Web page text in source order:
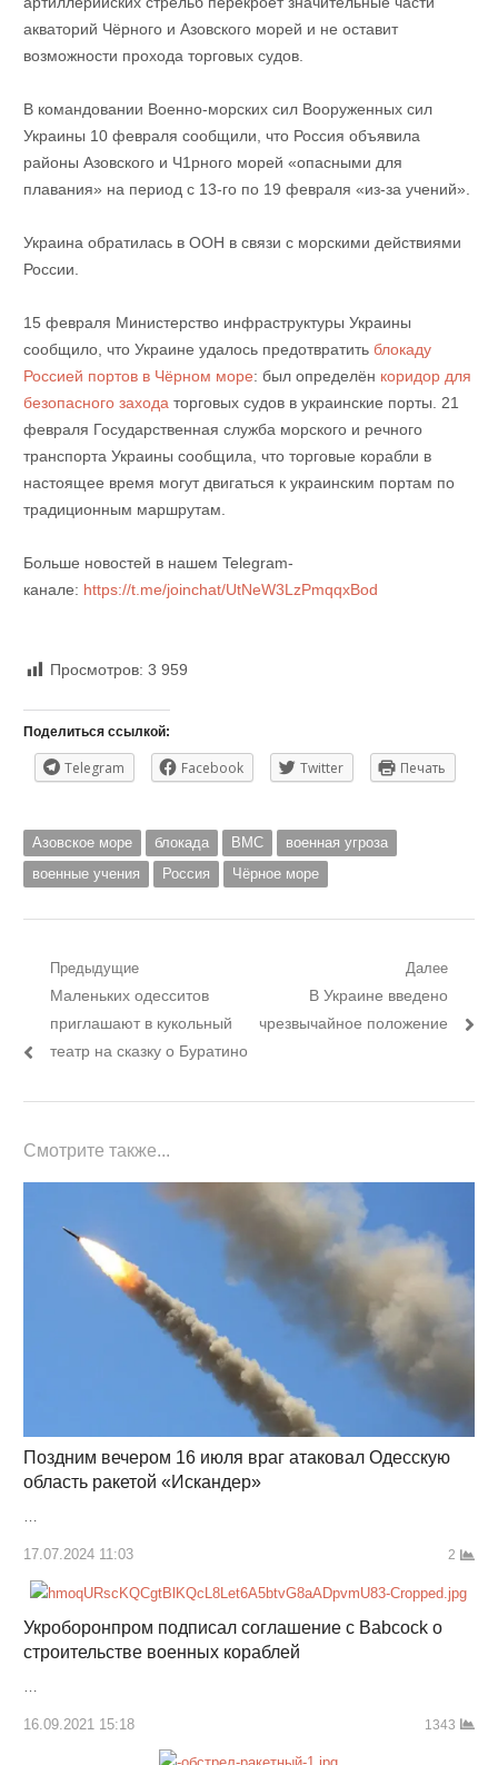
акваторий Чёрного и Азовского морей и не оставит
возможности прохода торговых судов.
В командовании Военно-морских сил Вооруженных сил
Украины 10 февраля сообщили, что Россия объявила
районы Азовского и Ч1рного морей «опасными для
плавания» на период с 13-го по 19 февраля «из-за учений».
Украина обратилась в ООН в связи с морскими действиями
России.
15 февраля Министерство инфраструктуры Украины
сообщило, что Украине удалось предотвратить блокаду
Россией портов в Чёрном море: был определён коридор для
безопасного захода торговых судов в украинские порты. 21
февраля Государственная служба морского и речного
транспорта Украины сообщила, что торговые корабли в
настоящее время могут двигаться к украинским портам по
традиционным маршрутам.
Больше новостей в нашем Telegram-
канале: https://t.me/joinchat/UtNeW3LzPmqqxBod
Просмотров: 3 959
Поделиться ссылкой:
Telegram Facebook Twitter Печать
Азовское море блокада ВМС
военная угроза
военные учения
Россия Чёрное море
Навигация
записям
Предыдущие
Предыдущий
пост:
Маленьких одесситов
приглашают в кукольный
театр на сказку о Буратино
Далее
Следующий
пост:
В Украине введено
чрезвычайное положение
Смотрите также...
Поздним вечером 16 июля враг атаковал Одесскую
область ракетой «Искандер»
17.07.2024 11:03 2
Укроборонпром подписал соглашение с Babcock о
строительстве военных кораблей
16.09.2021 15:18 1343